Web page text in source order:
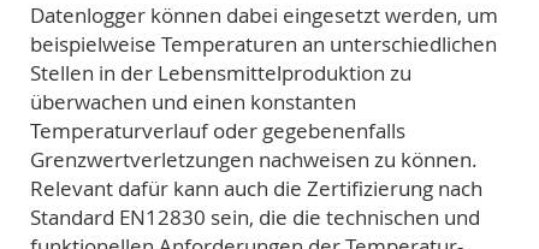
Datenlogger können dabei eingesetzt werden, um
beispielweise Temperaturen an unterschiedlichen
Stellen in der Lebensmittelproduktion zu
überwachen und einen konstanten
Temperaturverlauf oder gegebenenfalls
Grenzwertverletzungen nachweisen zu können.
Relevant dafür kann auch die Zertifizierung nach
Standard EN12830 sein, die die technischen und